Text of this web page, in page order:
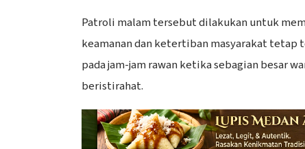
Patroli malam tersebut dilakukan untuk
keamanan dan ketertiban masyarakat tetap
pada jam-jam rawan ketika sebagian besar
beristirahat.